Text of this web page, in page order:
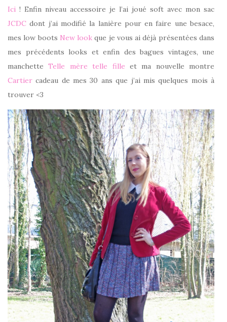
Ici ! Enfin niveau accessoire je l’ai joué soft avec mon sac
JCDC dont j’ai modifié la lanière pour en faire une besace,
mes low boots New look que je vous ai déjà présentées dans
mes précédents looks et enfin des bagues vintages, une
manchetteTelle mère telle fille et ma nouvelle montre
Cartier cadeau de mes 30 ans que j’ai mis quelques mois à
trouver <3